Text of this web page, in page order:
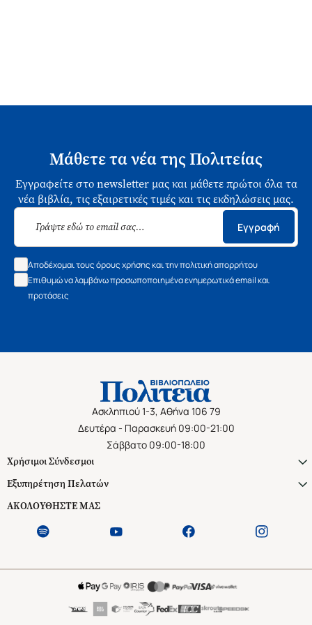
Μάθετε τα νέα της Πολιτείας
Εγγραφείτε στο newsletter μας και μάθετε πρώτοι όλα τα
νέα βιβλία, τις εξαιρετικές τιμές και τις εκδηλώσεις μας.
Εγγραφή
Αποδέχομαι τους όρους χρήσης και την πολιτική απορρήτου
Επιθυμώ να λαμβάνω προσωποποιημένα ενημερωτικά email και
προτάσεις
Ασκληπιού 1-3, Αθήνα 106 79
Δευτέρα - Παρασκευή 09:00-21:00
Σάββατο 09:00-18:00
Χρήσιμοι Σύνδεσμοι
Εξυπηρέτηση Πελατών
ΑΚΟΛΟΥΘΗΣΤΕ ΜΑΣ